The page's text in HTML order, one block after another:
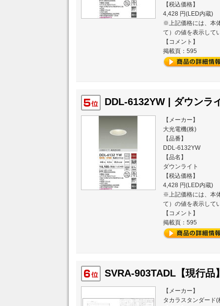
【税込価格】
4,428 円(LED内蔵)
※上記価格には、本
て）の値を表示して
【コメント】
掲載頁：595
DDL-6132YW | ダウンラ
【メーカー】
大光電機(株)
【品番】
DDL-6132YW
【品名】
ダウンライト
【税込価格】
4,428 円(LED内蔵)
※上記価格には、本
て）の値を表示して
【コメント】
掲載頁：595
SVRA-903TADL【現行品
【メーカー】
タカラスタンダード(